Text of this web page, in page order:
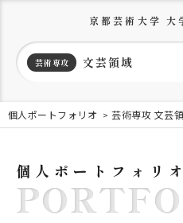
京都芸術大学 大
芸術専攻 文芸領域
個人ポートフォリオ 芸術専攻 文芸
個人ポートフォリオ